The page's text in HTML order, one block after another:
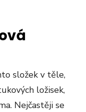
složek v těle,
ložisek,
Nejčastěji se